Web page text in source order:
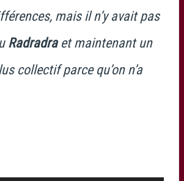
mais il n’y avait pas
Radradraet maintenant un
collectif parce qu’on n’a